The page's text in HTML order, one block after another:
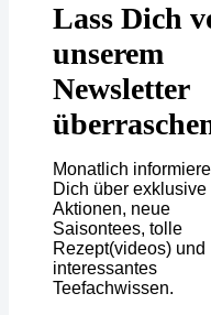
Lass Dich
unserem
Newsletter
Monatlich
Dich über exklusive
Aktionen, neue
Saisontees, tolle
Rezept(videos) und
interessantes
Teefachwissen.